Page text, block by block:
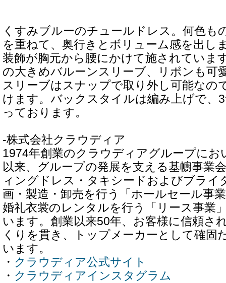
くすみブルーのチュールドレス。何色も
を重ねて、奥行きとボリューム感を出し
装飾が胸元から腰にかけて施されていま
の大きめバルーンスリーブ、リボンも可
スリーブはスナップで取り外し可能なの
けます。バックスタイルは編み上げで、
っております。
-株式会社クラウディア
1974年創業のクラウディアグループにお
以来、グループの発展を支える基幮事業
ィングドレス・タキシードおよびブライ
画・製造・卸売を行う「ホールセール事
婚礼衣裳のレンタルを行う「リース事業
います。創業以来50年、お客様に信頼さ
くりを貫き、トップメーカーとして確固
います。
・ クラウディア公式サイト
・ クラウディアインスタグラム